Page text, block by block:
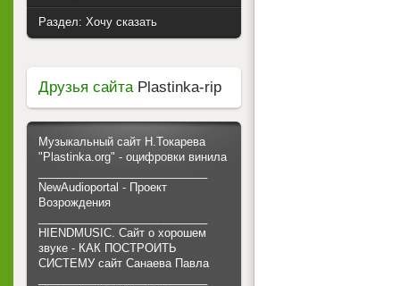
Раздел: Хочу сказать
Друзья сайтаPlastinka-rip
Музыкальный сайт Н.Токарева
"Plastinka.org" - оцифровки винила
NewAudioportal - Проект
Возрождения
HIENDMUSIC. Сайт о хорошем
звуке - КАК ПОСТРОИТЬ
СИСТЕМУ сайт Санаева Павла